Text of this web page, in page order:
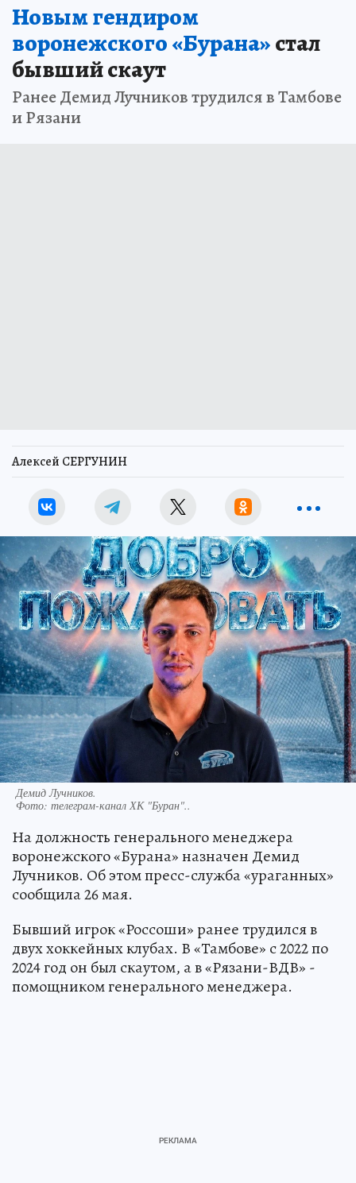
Новым гендиром
воронежского «Бурана»стал
бывший скаут
Ранее Демид Лучников трудился в Тамбове
и Рязани
Алексей СЕРГУНИН
Демид Лучников.
Фото: телеграм-канал ХК "Буран"..
На должность генерального менеджера
воронежского «Бурана» назначен Демид
Лучников. Об этом пресс-служба «ураганных»
сообщила 26 мая.
Бывший игрок «Россоши» ранее трудился в
двух хоккейных клубах. В «Тамбове» с 2022 по
2024 год он был скаутом, а в «Рязани-ВДВ» -
помощником генерального менеджера.